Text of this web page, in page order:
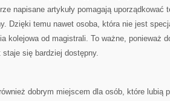
napisane artykuły pomagają uporządkować
Dzięki temu nawet osoba, która nie jest
kolejowa od magistrali. To ważne, ponieważ
się bardziej dostępny.
dobrym miejscem dla osób, które lubią